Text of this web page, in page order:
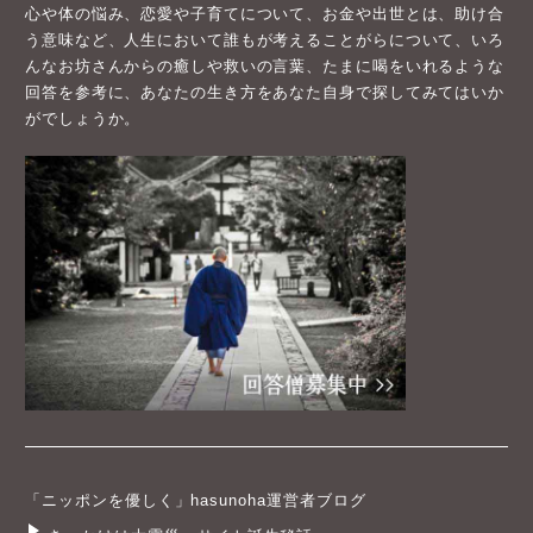
心や体の悩み、恋愛や子育てについて、お金や出世とは、助け合
う意味など、人生において誰もが考えることがらについて、いろ
んなお坊さんからの癒しや救いの言葉、たまに喝をいれるような
回答を参考に、あなたの生き方をあなた自身で探してみてはいか
がでしょうか。
「ニッポンを優しく」hasunoha運営者ブログ